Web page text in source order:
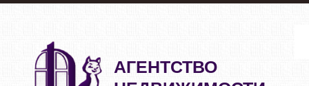
АГЕНТСТВО